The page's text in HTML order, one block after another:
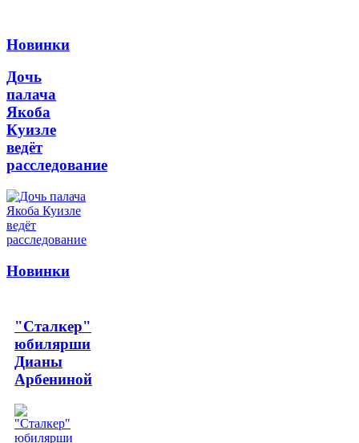
Новинки
Дочь
палача
Якоба
Куизле
ведёт
расследование
Новинки
"Сталкер"
юбилярши
Дианы
Арбениной